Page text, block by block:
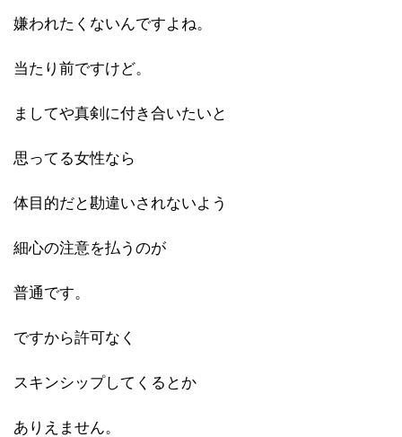
嫌われたくないんですよね。
当たり前ですけど。
ましてや真剣に付き合いたいと
思ってる女性なら
体目的だと勘違いされないよう
細心の注意を払うのが
普通です。
ですから許可なく
スキンシップしてくるとか
ありえません。